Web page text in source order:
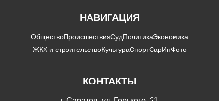
НАВИГАЦИЯ
ОбществоПроисшествияСудПолитикаЭкономика
ЖКХ и строительствоКультураСпортСарИнФото
КОНТАКТЫ